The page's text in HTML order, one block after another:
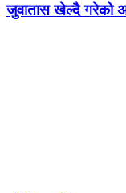
जुवातास खेल्दै गरेको